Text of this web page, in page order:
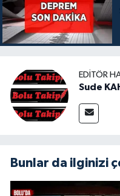
EDITÖR
Sude
Bunlar da ilginizi